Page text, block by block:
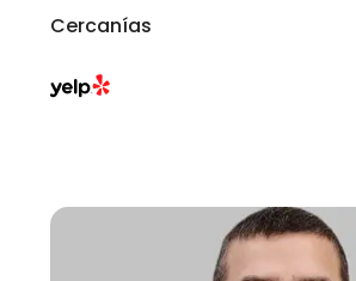
Cercanías